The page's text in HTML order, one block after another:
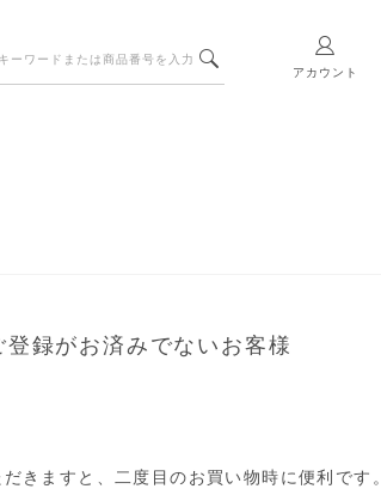
アカウント
登録がお済みでないお客様
きますと、二度目のお買い物時に便利です。